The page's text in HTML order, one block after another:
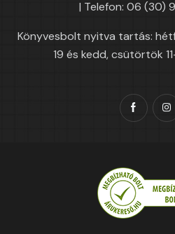
| Telefon: 06 (30)
Könyvesbolt nyitva tartás:
19 és kedd, csütörtök